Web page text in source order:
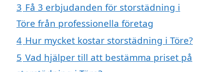
3 Få 3 erbjudanden för storstädning i
Töre från professionella företag
4 Hur mycket kostar storstädning i Töre?
5 Vad hjälper till att bestämma priset på